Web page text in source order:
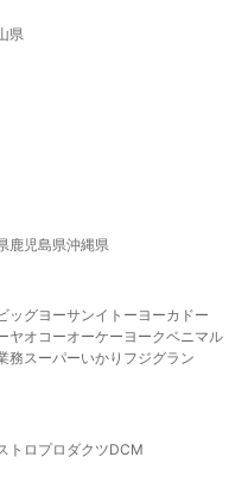
県
鹿児島県沖縄県
ッグヨーサンイトーヨーカドー
ヤオコーオーケー ヨークベニマル
務スーパーいかり フジグラン
トロプロダクツDCM